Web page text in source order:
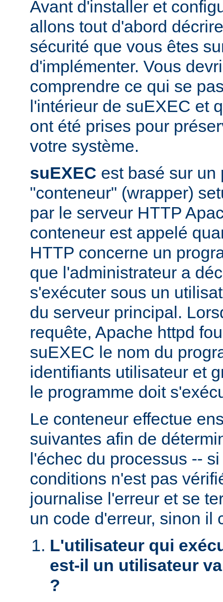
Avant d'installer et
allons tout d'abord
sécurité que vous êtes
d'implémenter. Vous
comprendre ce qui se
l'intérieur de suEXEC et
ont été prises pour
votre système.
suEXEC est basé sur un
"conteneur" (wrapper)
par le serveur HTTP
conteneur est appelé
HTTP concerne un
que l'administrateur a
s'exécuter sous un
du serveur principal.
requête, Apache httpd
suEXEC le nom du
identifiants utilisateur et
le programme doit
Le conteneur effectue
suivantes afin de
l'échec du processus --
conditions n'est pas
journalise l'erreur et se
un code d'erreur, sinon il
L'utilisateur qui
est-il un utilisateur
?